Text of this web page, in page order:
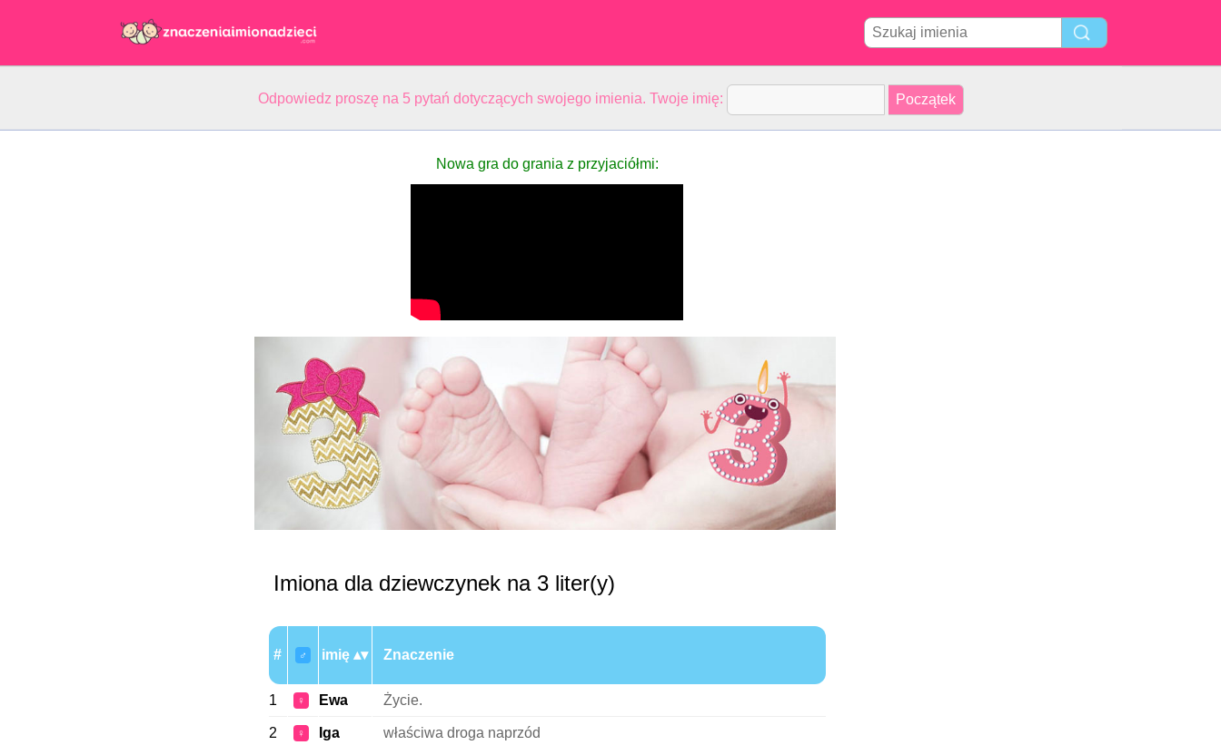
Odpowiedz proszę na 5 pytań dotyczących swojego imienia. Twoje imię:
Nowa gra do grania z przyjaciółmi:
Imiona dla dziewczynek na 3 liter(y)
# ♂ imię Znaczenie
1 ♀ Ewa Życie.
2 ♀ Iga właściwa droga naprzód